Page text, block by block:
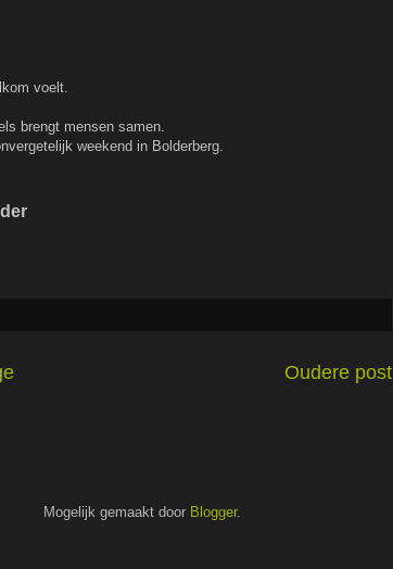
voelt.
brengt mensen samen.
weekend in Bolderberg.
Oudere post
Mogelijk gemaakt door Blogger.